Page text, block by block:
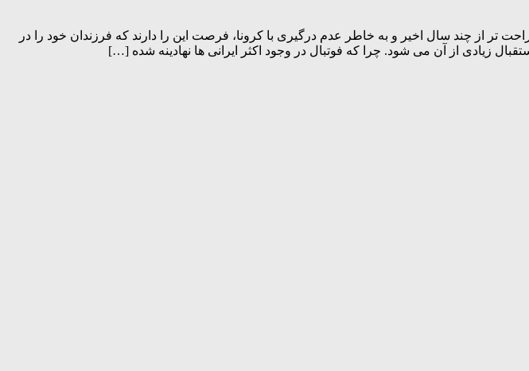
تر از چند سال اخیر و به خاطر عدم درگیری با کرونا، فرصت این را دارند که فرزندان خود را در
زیادی از آن می شود. چرا که فوتبال در وجود اکثر ایرانی ها نهادینه شده […]